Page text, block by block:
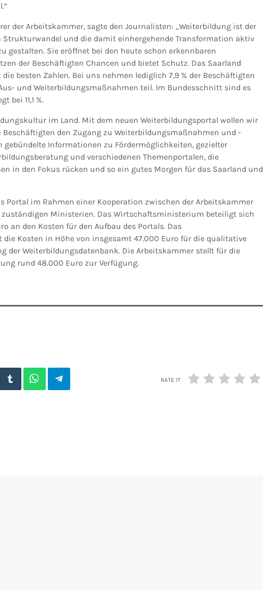
der Arbeitskammer, sagte den Journalisten: „Weiterbildung ist der
Strukturwandel und die damit einhergehende Transformation aktiv
gestalten. Sie eröffnet bei den heute schon erkennbaren
der Beschäftigten Chancen und bietet Schutz. Das Saarland
besten Zahlen. Bei uns nehmen lediglich 7,9 % der Beschäftigten
und Weiterbildungsmaßnahmen teil. Im Bundesschnitt sind es
bei 11,1 %.
im Land. Mit dem neuen Weiterbildungsportal wollen wir
Beschäftigten den Zugang zu Weiterbildungsmaßnahmen und -
gebündelte Informationen zu Fördermöglichkeiten, gezielter
und verschiedenen Themenportalen, die
in den Fokus rücken und so ein gutes Morgen für das Saarland und
Portal im Rahmen einer Kooperation zwischen der Arbeitskammer
Ministerien. Das Wirtschaftsministerium beteiligt sich
an den Kosten für den Aufbau des Portals. Das
Kosten in Höhe von insgesamt 47.000 Euro für die qualitative
der Weiterbildungsdatenbank. Die Arbeitskammer stellt für die
rund 48.000 Euro zur Verfügung.
RATE IT